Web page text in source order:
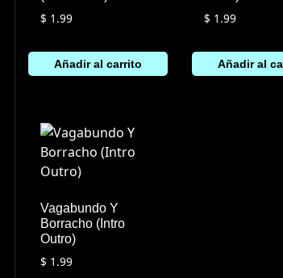
$ 1.99
Añadir al carrito
$ 1.99
Añadir al
Vagabundo Y
Borracho (Intro
Outro)
$ 1.99